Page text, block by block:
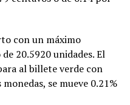
con un máximo
20.5920 unidades. El
al billete verde con
se mueve 0.21%